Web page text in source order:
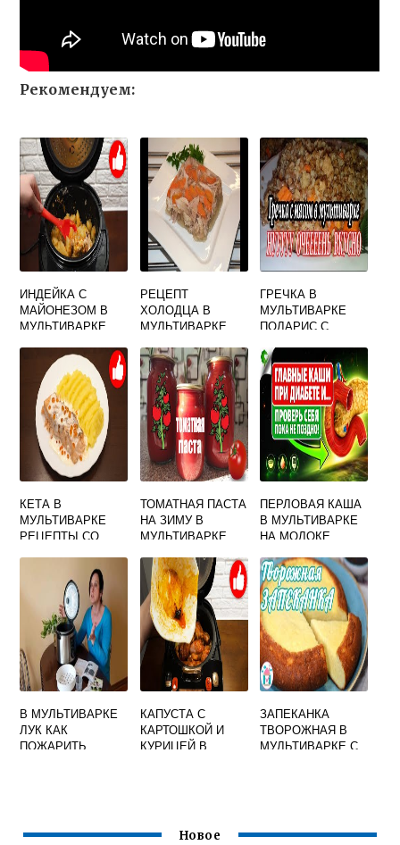
Рекомендуем:
ИНДЕЙКА С
МАЙОНЕЗОМ В
МУЛЬТИВАРКЕ
РЕЦЕПТ
ХОЛОДЦА В
МУЛЬТИВАРКЕ
РЕДМОНД ПОД
ДАВЛЕНИЕМ
ГРЕЧКА В
МУЛЬТИВАРКЕ
ПОЛАРИС С
КЕТА В
МУЛЬТИВАРКЕ
РЕЦЕПТЫ СО
ТОМАТНАЯ ПАСТА
НА ЗИМУ В
МУЛЬТИВАРКЕ
ПЕРЛОВАЯ КАША
В МУЛЬТИВАРКЕ
НА МОЛОКЕ
В МУЛЬТИВАРКЕ
ЛУК КАК
ПОЖАРИТЬ
КАПУСТА С
КАРТОШКОЙ И
КУРИЦЕЙ В
ЗАПЕКАНКА
ТВОРОЖНАЯ В
МУЛЬТИВАРКЕ С
Новое